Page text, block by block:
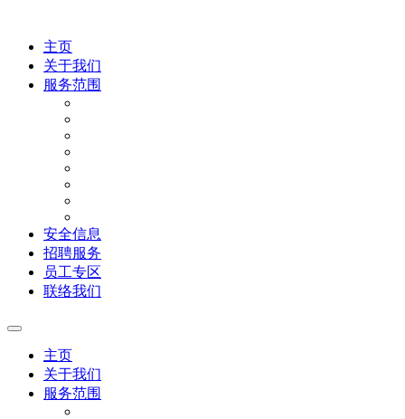
主页
关于我们
服务范围
安全信息
招聘服务
员工专区
联络我们
主页
关于我们
服务范围